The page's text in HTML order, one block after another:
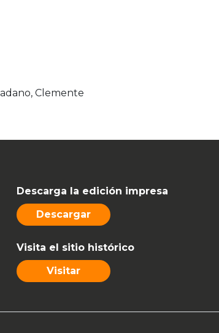
Clemente
Descarga la edición impresa
Descargar
Visita el sitio histórico
Visitar